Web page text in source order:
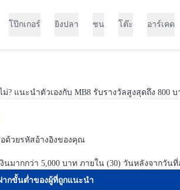
โป๊กเกอร์ ยิงปลา ชน โต๊ะ อาร์เคด
แนะนำตัวเองกับ MB8 รับรางวัลสูงสุดถึง 800 บ
ด้วยรหัสอ้างอิงของคุณ
มากกว่า 5,000 บาท ภายใน (30) วันหลังจากวัน
ากขั้นต่ำของผู้ที่ถูกแนะนำ